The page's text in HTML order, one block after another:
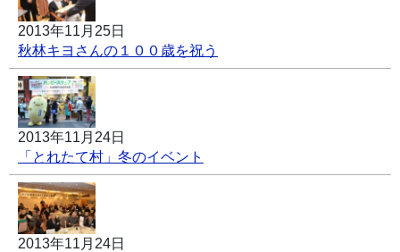
2013年11月25日
秋林キヨさんの１００歳を祝う
2013年11月24日
「とれたて村」冬のイベント
2013年11月24日